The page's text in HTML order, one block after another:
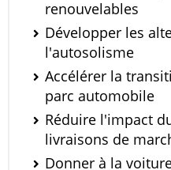
renouvelables
Développer les
l'autosolisme
Accélérer la
parc automobile
Réduire l'impact
livraisons de
Donner à la